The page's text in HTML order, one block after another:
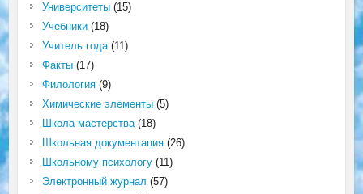
Университеты(15)
Учебники(18)
Учитель года(11)
Факты(17)
Филология(9)
Химические элементы(5)
Школа мастерства(18)
Школьная документация(26)
Школьному психологу(11)
Электронный журнал (57)